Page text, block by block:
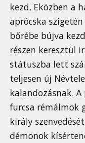
kezd. Eközben a
aprócska
bőrébe bújva
részen keresztül
státuszba lett
teljesen új
kalandozásnak.
furcsa rémálmok
király
démonok